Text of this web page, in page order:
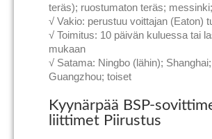
teräs); ruostumaton teräs;
√ Vakio: perustuu voittajan (Eaton)
√ Toimitus: 10 päivän kuluessa tai
mukaan
√ Satama: Ningbo (lähin); Shanghai;
Guangzhou; toiset
Kyynärpää BSP-
liittimet Piirustus